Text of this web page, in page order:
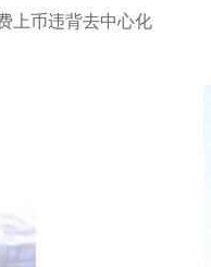
上币违背去中心化